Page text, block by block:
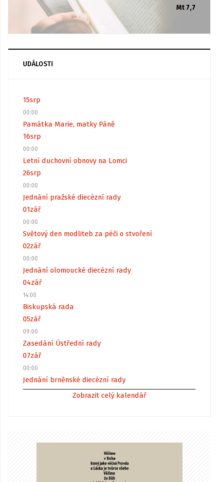
Mt 7,7
UDÁLOSTI
15srp
00:00
Památka Marie, matky Páně
16srp
00:00
Letní duchovní obnovy na Lomci
26srp
00:00
Jednání pražské diecézní rady
01zář
00:00
Světový den modliteb za péči o stvoření
02zář
00:00
Jednání olomoucké diecézní rady
04zář
14:00
Biskupská rada
05zář
09:00
Zasedání Ústřední rady
07zář
00:00
Jednání brněnské diecézní rady
Zobrazit celý kalendář